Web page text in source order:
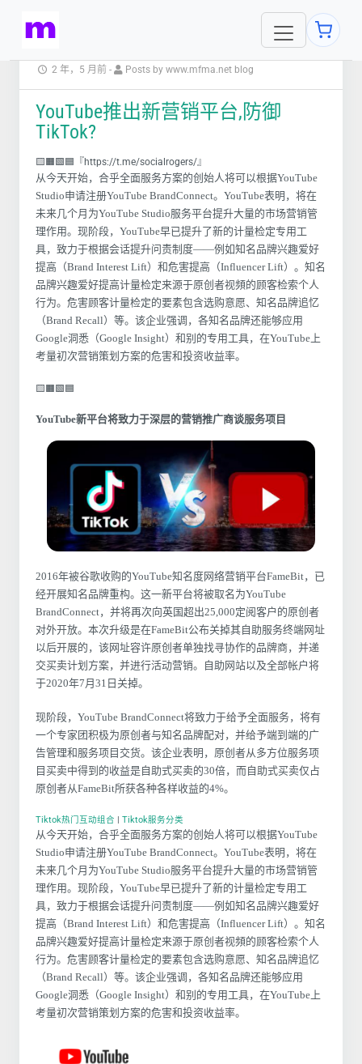
2 年，5 月前 - Posts by www.mfma.net blog
YouTube推出新营销平台,防御
TikTok?
🟨🟧🟩🟦『https://t.me/socialrogers/』
从今天开始，合乎全面服务方案的创始人将可以根据YouTube
Studio申请注册YouTube BrandConnect。YouTube表明，将在
未来几个月为YouTube Studio服务平台提升大量的市场营销管
理作用。现阶段，YouTube早已提升了新的计量检定专用工
具，致力于根据会话提升问责制度——例如知名品牌兴趣爱好
提高（Brand Interest Lift）和危害提高（Influencer Lift）。知名
品牌兴趣爱好提高计量检定来源于原创者视頻的顾客检索个人
行为。危害顾客计量检定的要素包含选购意愿、知名品牌追忆
（Brand Recall）等。该企业强调，各知名品牌还能够应用
Google洞悉（Google Insight）和别的专用工具，在YouTube上
考量初次营销策划方案的危害和投资收益率。
🟨🟧🟩🟦
YouTube新平台将致力于深层的营销推广商谈服务项目
2016年被谷歌收购的YouTube知名度网络营销平台FameBit，已
经开展知名品牌重构。这一新平台将被取名为YouTube
BrandConnect，并将再次向英国超出25,000定阅客户的原创者
对外开放。本次升级是在FameBit公布关掉其自助服务终端网址
以后开展的，该网址容许原创者单独找寻协作的品牌商，并递
交买卖计划方案，并进行活动营销。自助网站以及全部帐户将
于2020年7月31日关掉。
现阶段，YouTube BrandConnect将致力于给予全面服务，将有
一个专家团积极为原创者与知名品牌配对，并给予端到端的广
告管理和服务项目交货。该企业表明，原创者从多方位服务项
目买卖中得到的收益是自助式买卖的30倍，而自助式买卖仅占
原创者从FameBit所获各种各样收益的4%。
Tiktok热门互动组合 | Tiktok服务分类
从今天开始，合乎全面服务方案的创始人将可以根据YouTube
Studio申请注册YouTube BrandConnect。YouTube表明，将在
未来几个月为YouTube Studio服务平台提升大量的市场营销管
理作用。现阶段，YouTube早已提升了新的计量检定专用工
具，致力于根据会话提升问责制度——例如知名品牌兴趣爱好
提高（Brand Interest Lift）和危害提高（Influencer Lift）。知名
品牌兴趣爱好提高计量检定来源于原创者视頻的顾客检索个人
行为。危害顾客计量检定的要素包含选购意愿、知名品牌追忆
（Brand Recall）等。该企业强调，各知名品牌还能够应用
Google洞悉（Google Insight）和别的专用工具，在YouTube上
考量初次营销策划方案的危害和投资收益率。